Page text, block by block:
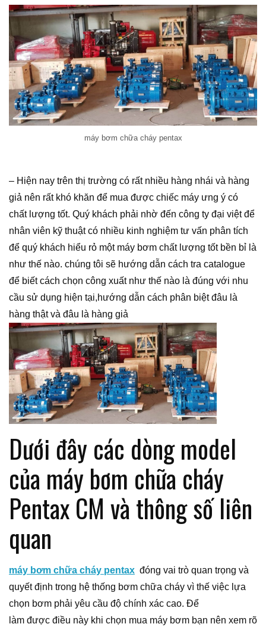
máy bơm chữa cháy pentax
– Hiện nay trên thị trường có rất nhiều hàng nhái và hàng
giả nên rất khó khăn để mua được chiếc máy ưng ý có
chất lượng tốt. Quý khách phải nhờ đến công ty đại việt để
nhân viên kỹ thuật có nhiều kinh nghiệm tư vấn phân tích
để quý khách hiểu rỏ một máy bơm chất lượng tốt bền bỉ là
như thế nào. chúng tôi sẽ hướng dẫn cách tra catalogue
để biết cách chọn công xuất như thế nào là đúng với nhu
cầu sử dụng hiện tại,hướng dẫn cách phân biệt đâu là
hàng thật và đâu là hàng giả
Dưới đây các dòng model
của máy bơm chữa cháy
Pentax CM và thông số liên
quan
máy bơm chữa cháy pentax đóng vai trò quan trọng và
quyết định trong hệ thống bơm chữa cháy vì thế việc lựa
chọn bơm phải yêu cầu độ chính xác cao. Để
làm được điều này khi chọn mua máy bơm bạn nên xem rõ